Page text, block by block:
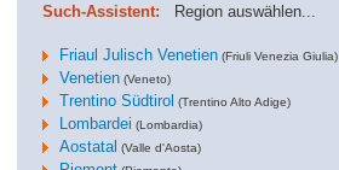
Anderes Land
Such-Assistent: Region auswählen...
Friaul Julisch Venetien (Friuli Venezia Giulia)
Venetien (Veneto)
Trentino Südtirol (Trentino Alto Adige)
Lombardei (Lombardia)
Aostatal (Valle d'Aosta)